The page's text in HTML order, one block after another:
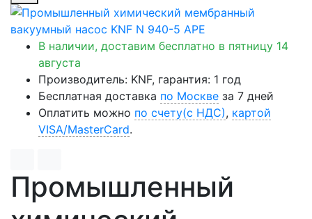
В наличии, доставим бесплатно в пятницу 14
августа
Производитель: KNF, гарантия: 1 год
Бесплатная доставка по Москве за 7 дней
Оплатить можно по счету(с НДС), картой
VISA/MasterCard.
Промышленный